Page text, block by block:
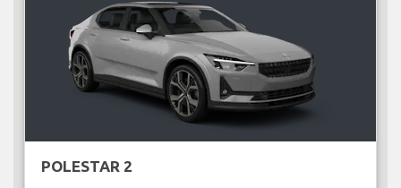
POLESTAR 2